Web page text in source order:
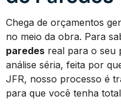
Chega de orçamentos
no meio da obra. Para
paredes real para o seu
análise séria, feita por
JFR, nosso processo é
para que você tenha